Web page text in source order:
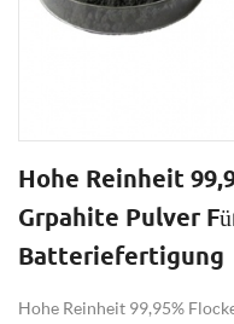
Hohe Reinheit
Grpahite Pulver
Batteriefertigung
Hohe Reinheit 99,95%